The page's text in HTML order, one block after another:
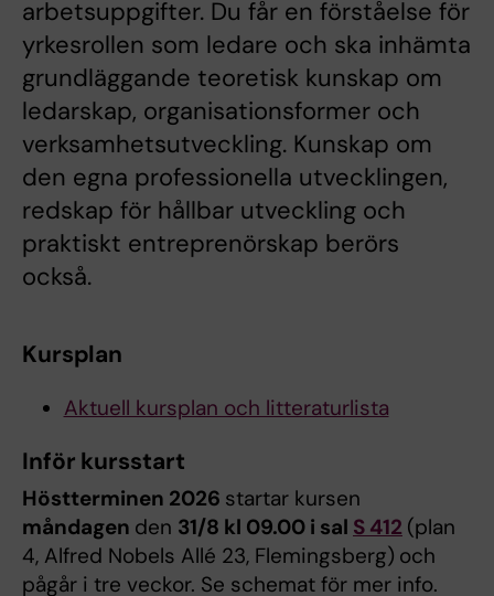
arbetsuppgifter. Du får en förståelse för
yrkesrollen som ledare och ska inhämta
grundläggande teoretisk kunskap om
ledarskap, organisationsformer och
verksamhetsutveckling. Kunskap om
den egna professionella utvecklingen,
redskap för hållbar utveckling och
praktiskt entreprenörskap berörs
också.
Kursplan
Aktuell kursplan och litteraturlista
Inför kursstart
Höstterminen 2026 startar kursen
måndagen den 31/8 kl 09.00 i sal S 412 (plan
4, Alfred Nobels Allé 23, Flemingsberg) och
pågår i tre veckor. Se schemat för mer info.